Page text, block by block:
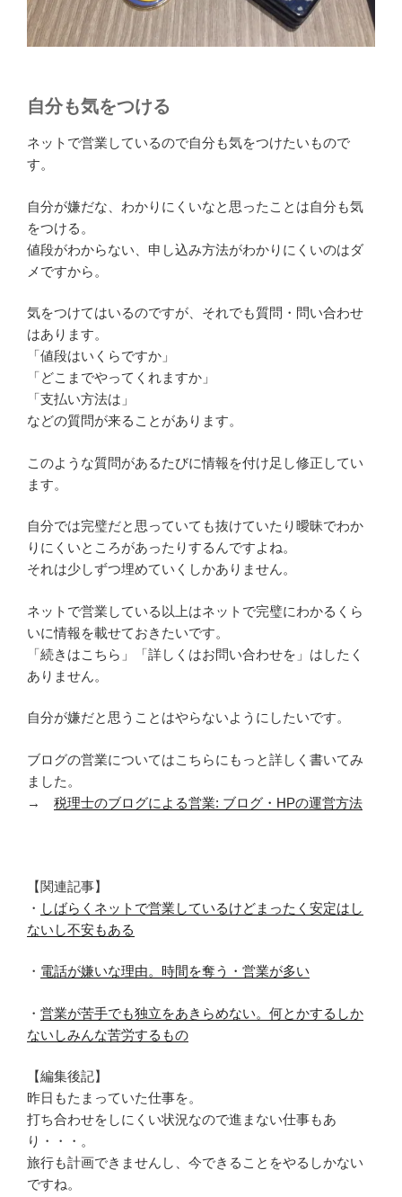
自分も気をつける
ネットで営業しているので自分も気をつけたいもので
す。
自分が嫌だな、わかりにくいなと思ったことは自分も気
をつける。
値段がわからない、申し込み方法がわかりにくいのはダ
メですから。
気をつけてはいるのですが、それでも質問・問い合わせ
はあります。
「値段はいくらですか」
「どこまでやってくれますか」
「支払い方法は」
などの質問が来ることがあります。
このような質問があるたびに情報を付け足し修正してい
ます。
自分では完璧だと思っていても抜けていたり曖昧でわか
りにくいところがあったりするんですよね。
それは少しずつ埋めていくしかありません。
ネットで営業している以上はネットで完璧にわかるくら
いに情報を載せておきたいです。
「続きはこちら」「詳しくはお問い合わせを」はしたく
ありません。
自分が嫌だと思うことはやらないようにしたいです。
ブログの営業についてはこちらにもっと詳しく書いてみ
ました。
→ 税理士のブログによる営業: ブログ・HPの運営方法
【関連記事】
・ しばらくネットで営業しているけどまったく安定はし
ないし不安もある
・ 電話が嫌いな理由。時間を奪う・営業が多い
・ 営業が苦手でも独立をあきらめない。何とかするしか
ないしみんな苦労するもの
【編集後記】
昨日もたまっていた仕事を。
打ち合わせをしにくい状況なので進まない仕事もあ
り・・・。
旅行も計画できませんし、今できることをやるしかない
ですね。